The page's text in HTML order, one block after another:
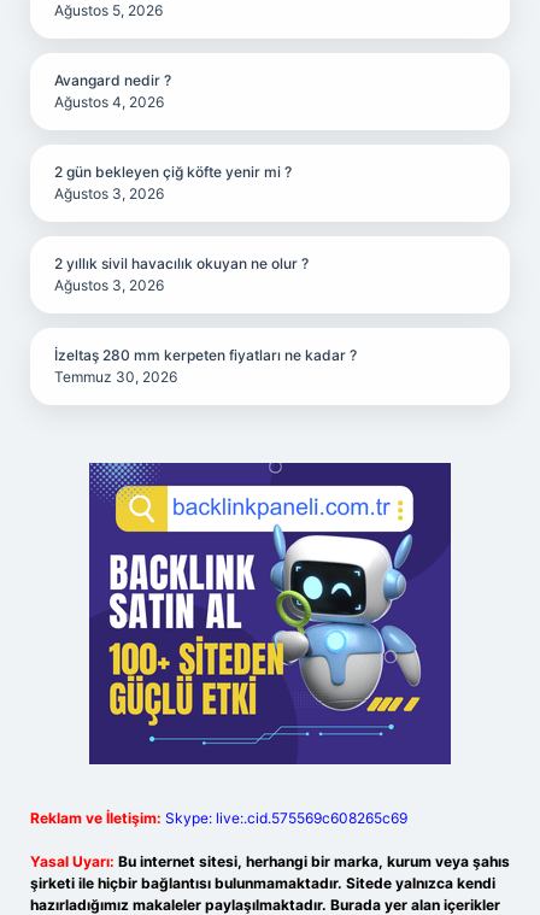
Ağustos 5, 2026
Avangard nedir ?
Ağustos 4, 2026
2 gün bekleyen çiğ köfte yenir mi ?
Ağustos 3, 2026
2 yıllık sivil havacılık okuyan ne olur ?
Ağustos 3, 2026
İzeltaş 280 mm kerpeten fiyatları ne kadar ?
Temmuz 30, 2026
Reklam ve İletişim: Skype: live:.cid.575569c608265c69
Yasal Uyarı: Bu internet sitesi, herhangi bir marka, kurum veya şahıs
şirketi ile hiçbir bağlantısı bulunmamaktadır. Sitede yalnızca kendi
hazırladığımız makaleler paylaşılmaktadır. Burada yer alan içerikler